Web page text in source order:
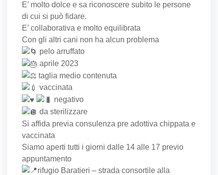
E’ molto dolce e sa riconoscere subito le persone
di cui si può fidare.
E’ collaborativa e molto equilibrata
Con gli altri cani non ha alcun problema
pelo arruffato
aprile 2023
taglia medio contenuta
vaccinata
negativo
da sterilizzare
Si affida previa consulenza pre adottiva chippata e
vaccinata
Siamo aperti tutti i giorni dalle 14 alle 17 previo
appuntamento
rifugio Baratieri – strada consortile alla